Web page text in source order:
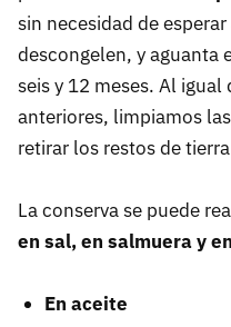
sin necesidad de
descongelen, y aguanta
seis y 12 meses. Al
anteriores, limpiamos
retirar los restos de
La conserva se puede
en sal, en salmuera y
En aceite